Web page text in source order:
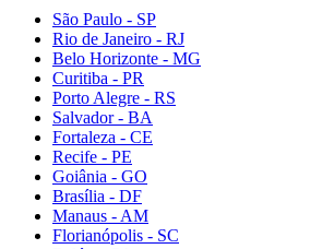
São Paulo - SP
Rio de Janeiro - RJ
Belo Horizonte - MG
Curitiba - PR
Porto Alegre - RS
Salvador - BA
Fortaleza - CE
Recife - PE
Goiânia - GO
Brasília - DF
Manaus - AM
Florianópolis - SC